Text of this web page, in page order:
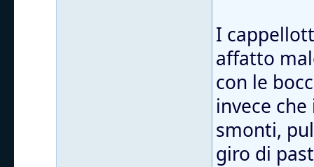
I
affatto
con le
invece
smonti,
giro di